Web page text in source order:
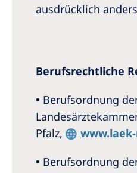
ausdrücklich
Berufsrechtliche
• Berufsordnung
Pfalz,
• Berufsordnung